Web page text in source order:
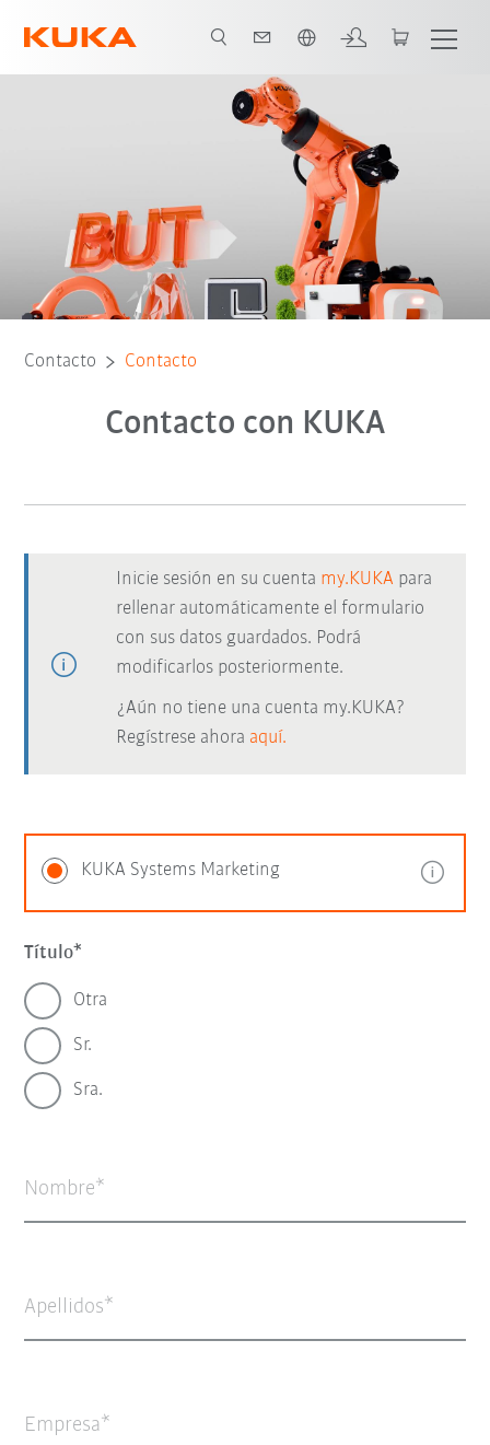
Contacto Contacto
Contacto con KUKA
Inicie sesión en su cuenta my.KUKA para
rellenar automáticamente el formulario
con sus datos guardados. Podrá
modificarlos posteriormente.
¿Aún no tiene una cuenta my.KUKA?
Regístrese ahora aquí.
KUKA Systems Marketing
Título
Otra
Sr.
Sra.
Nombre
Apellidos
Empresa